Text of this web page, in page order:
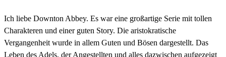
Ich liebe Downton Abbey. Es war eine großartige Serie mit tollen
Charakteren und einer guten Story. Die aristokratische
Vergangenheit wurde in allem Guten und Bösen dargestellt. Das
Leben des Adels, der Angestellten und alles dazwischen aufgezeigt